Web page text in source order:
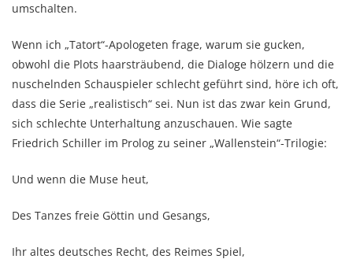
umschalten.
Wenn ich „Tatort“-Apologeten frage, warum sie gucken,
obwohl die Plots haarsträubend, die Dialoge hölzern und die
nuschelnden Schauspieler schlecht geführt sind, höre ich oft,
dass die Serie „realistisch“ sei. Nun ist das zwar kein Grund,
sich schlechte Unterhaltung anzuschauen. Wie sagte
Friedrich Schiller im Prolog zu seiner „Wallenstein“-Trilogie:
Und wenn die Muse heut,
Des Tanzes freie Göttin und Gesangs,
Ihr altes deutsches Recht, des Reimes Spiel,